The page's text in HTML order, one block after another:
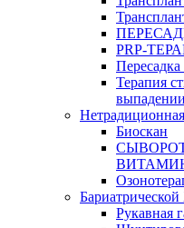
PRP-
Пересадка
Терапия
Биоскан
Рукавная